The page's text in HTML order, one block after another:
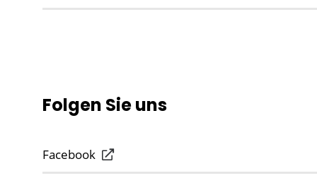
Folgen Sie uns
Facebook